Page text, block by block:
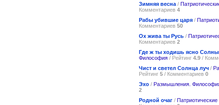
Зимняя весна /
Комментариев 4
Рабы убившие царя /
Комментариев 50
Ох жива ты Русь /
Комментариев 2
Где ж ты ходишь ясно
Философия / Рейтинг 4.9 /
Чист и светел Солнца луч /
Рейтинг 5 / Комментариев 0
Эхо / Размышления.
2
Родной очаг / Патриотические